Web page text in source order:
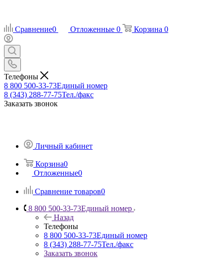
Сравнение0 Отложенные 0 Корзина 0
Телефоны
8 800 500-33-73Единый номер
8 (343) 288-77-75Тел./факс
Заказать звонок
Личный кабинет
Корзина0
Отложенные0
Сравнение товаров0
8 800 500-33-73Единый номер
Назад
Телефоны
8 800 500-33-73Единый номер
8 (343) 288-77-75Тел./факс
Заказать звонок